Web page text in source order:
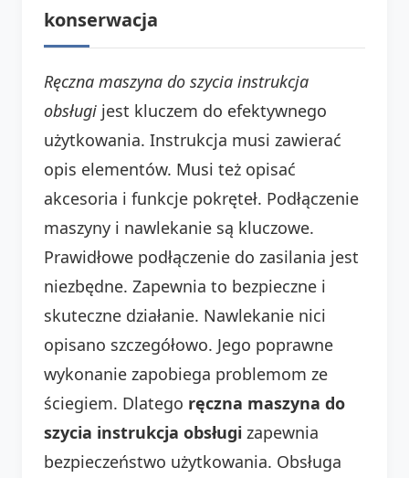
konserwacja
Ręczna maszyna do szycia instrukcja
obsługi jest kluczem do efektywnego
użytkowania. Instrukcja musi zawierać
opis elementów. Musi też opisać
akcesoria i funkcje pokręteł. Podłączenie
maszyny i nawlekanie są kluczowe.
Prawidłowe podłączenie do zasilania jest
niezbędne. Zapewnia to bezpieczne i
skuteczne działanie. Nawlekanie nici
opisano szczegółowo. Jego poprawne
wykonanie zapobiega problemom ze
ściegiem. Dlatego ręczna maszyna do
szycia instrukcja obsługi zapewnia
bezpieczeństwo użytkowania. Obsługa